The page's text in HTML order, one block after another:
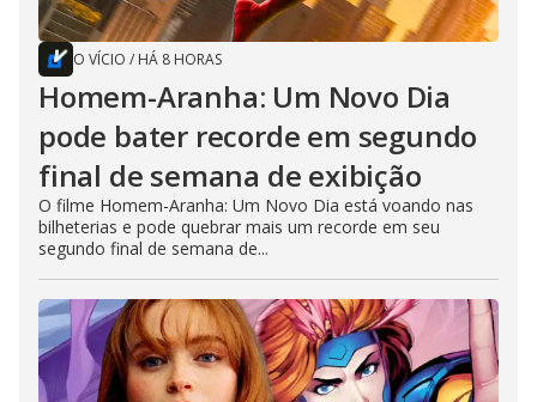
O VÍCIO / HÁ 8 HORAS
Homem-Aranha: Um Novo Dia
pode bater recorde em segundo
final de semana de exibição
O filme Homem-Aranha: Um Novo Dia está voando nas
bilheterias e pode quebrar mais um recorde em seu
segundo final de semana de...